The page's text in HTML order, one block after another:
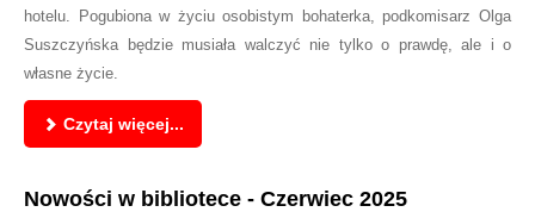
hotelu. Pogubiona w życiu osobistym bohaterka, podkomisarz Olga
Suszczyńska będzie musiała walczyć nie tylko o prawdę, ale i o
własne życie.
Czytaj więcej...
Nowości w bibliotece - Czerwiec 2025